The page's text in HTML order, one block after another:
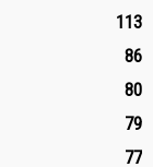
113
86
80
79
77